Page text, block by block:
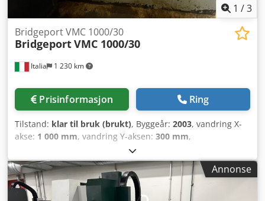
1 /3
Italia 1 230 km
Bridgeport VMC 1000/30
BridgeportVMC 1000/30
Prisinformasjon Ring
Tilstand: klar til bruk (brukt), Byggeår: 2003, vandring X-
akse: 1 000 mm, vandring Y-aksen: 300 mm,
500 mm
HEIDENHAIN, kontrollermodell:426, spindelhastighet
(maks.):6 000 o/min, antall aksler:
, Denne 4-aksete
maskineringsmaskinen av typen Bridgeport VMC 1000/30
ble produsert i 2003. Den har et vandringsområde på 1000
Annonse